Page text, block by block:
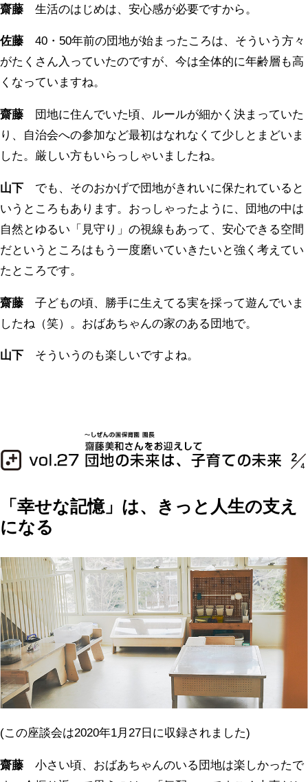
齋藤 生活のはじめは、安心感が必要ですから。
佐藤 40・50年前の団地が始まったころは、そういう方々
がたくさん入っていたのですが、今は全体的に年齢層も高
くなっていますね。
齋藤 団地に住んでいた頃、ルールが細かく決まっていた
り、自治会への参加など最初はなれなくて少しとまどいま
した。厳しい方もいらっしゃいましたね。
山下 でも、そのおかげで団地がきれいに保たれていると
いうところもあります。おっしゃったように、団地の中は
自然とゆるい「見守り」の視線もあって、安心できる空間
だというところはもう一度磨いていきたいと強く考えてい
たところです。
齋藤 子どもの頃、勝手に生えてる実を採って遊んでいま
したね（笑）。おばあちゃんの家のある団地で。
山下 そういうのも楽しいですよね。
「幸せな記憶」は、きっと人生の支え
になる
(この座談会は2020年1月27日に収録されました)
齋藤 小さい頃、おばあちゃんのいる団地は楽しかったで